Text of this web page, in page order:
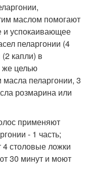
маслом помогают
и успокаивающее
пеларгонии (4
капли) в
же целью
масла пеларгонии, 3
розмарина или
применяют
- 1 часть;
4 столовые ложки
30 минут и моют